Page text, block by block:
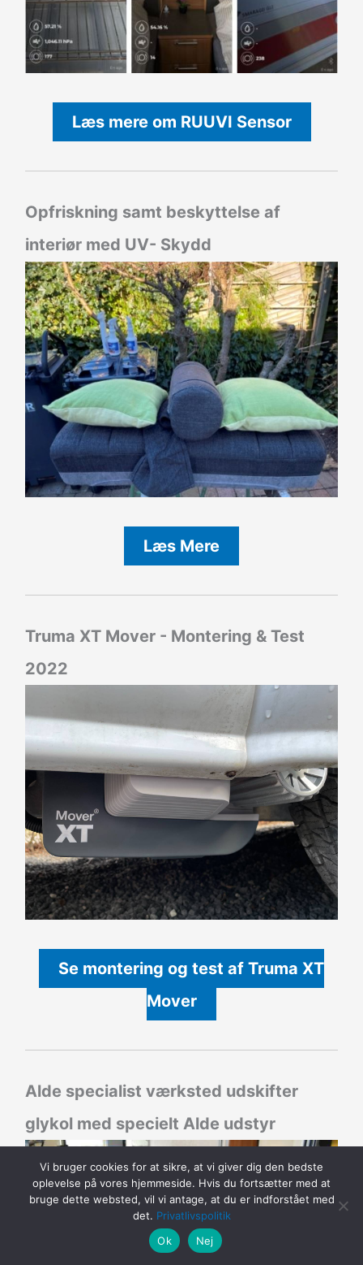
Læs mere om RUUVI Sensor
Opfriskning samt beskyttelse af
interiør med UV- Skydd
Læs Mere
Truma XT Mover - Montering & Test
2022
Se montering og test af Truma XT
Mover
Alde specialist værksted udskifter
glykol med specielt Alde udstyr
Vi bruger cookies for at sikre, at vi giver dig den bedste
oplevelse på vores hjemmeside. Hvis du fortsætter med at
bruge dette websted, vil vi antage, at du er indforstået med
det. Privatlivspolitik
Ok
Nej